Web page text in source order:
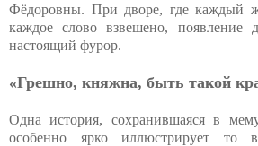
Фёдоровны. При дворе, где каждый
каждое слово взвешено, появление
настоящий фурор.
«Грешно, княжна, быть такой
Одна история, сохранившаяся в
особенно ярко иллюстрирует то